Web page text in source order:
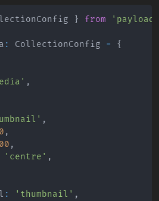
} from 'payload'
: CollectionConfig =
{
,
,
,
,
'centre' ,
: 'thumbnail' ,